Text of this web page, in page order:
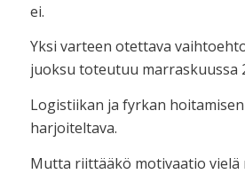
ei.
Yksi varteen otettava
juoksu toteutuu marraskuussa
Logistiikan ja fyrkan
harjoiteltava.
Mutta riittääkö motivaatio vielä